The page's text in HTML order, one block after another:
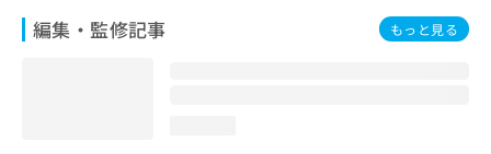
編集・監修記事 もっと見る